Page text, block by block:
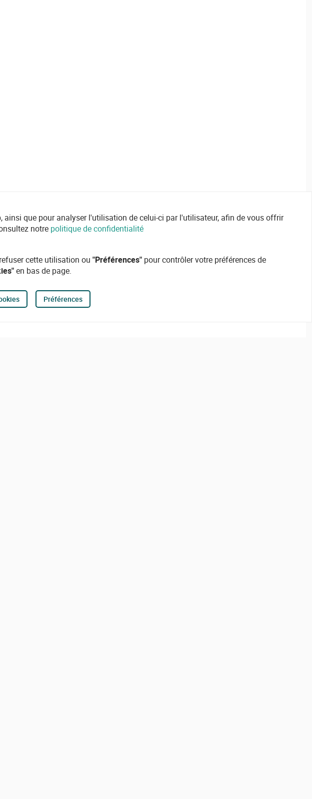
que pour analyser l'utilisation de celui-ci par l'utilisateur, afin de vous offrir
notre politique de confidentialité
cette utilisation ou "Préférences" pour contrôler votre préférences de
en bas de page.
Préférences